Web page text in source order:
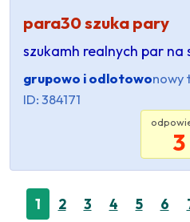
para30 szuka pary
szukamh realnych par na
grupowo i odlotowonowy
ID: 384171
3
1 2 3 4 5 6